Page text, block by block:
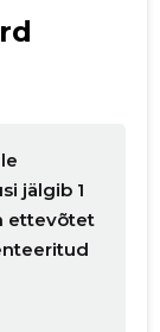
jälgib 1
ettevõtet